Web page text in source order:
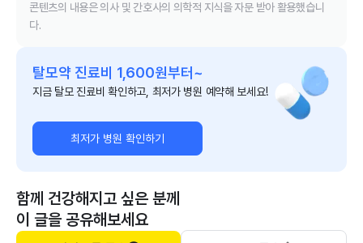
콘텐츠의 내용은 의사 및 간호사의 의학적 지식을 자문 받아 활용했습니
다.
탈모약 진료비 1,600원부터~
지금 탈모 진료비 확인하고, 최저가 병원 예약해 보세요!
최저가 병원 확인하기
함께 건강해지고 싶은 분께
이 글을 공유해보세요